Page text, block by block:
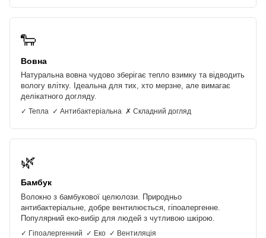
🐑
Вовна
Натуральна вовна чудово зберігає тепло взимку та відводить
вологу влітку. Ідеальна для тих, хто мерзне, але вимагає
делікатного догляду.
✓ Тепла ✓ Антибактеріальна ✗ Складний догляд
🌿
Бамбук
Волокно з бамбукової целюлози. Природньо
антибактеріальне, добре вентилюється, гіпоалергенне.
Популярний еко-вибір для людей з чутливою шкірою.
✓ Гіпоалергенний ✓ Еко ✓ Вентиляція